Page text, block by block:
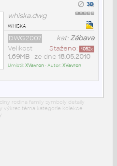
whiska.dwg
whiska
kat:Zábava
DWG2007
Staženo: 1052x
Velikost
1,69MB• ze dne 18.05.2010
Umístil:XVavron• Autor:XVavron
rodina family symboly detaily
výkres téma kategorie kolekce